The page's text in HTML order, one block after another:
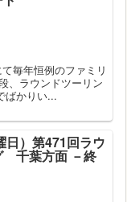
毎年恒例のファミリ
、ラウンドツーリン
ばかりい...
日）第471回ラウ
千葉方面 －終